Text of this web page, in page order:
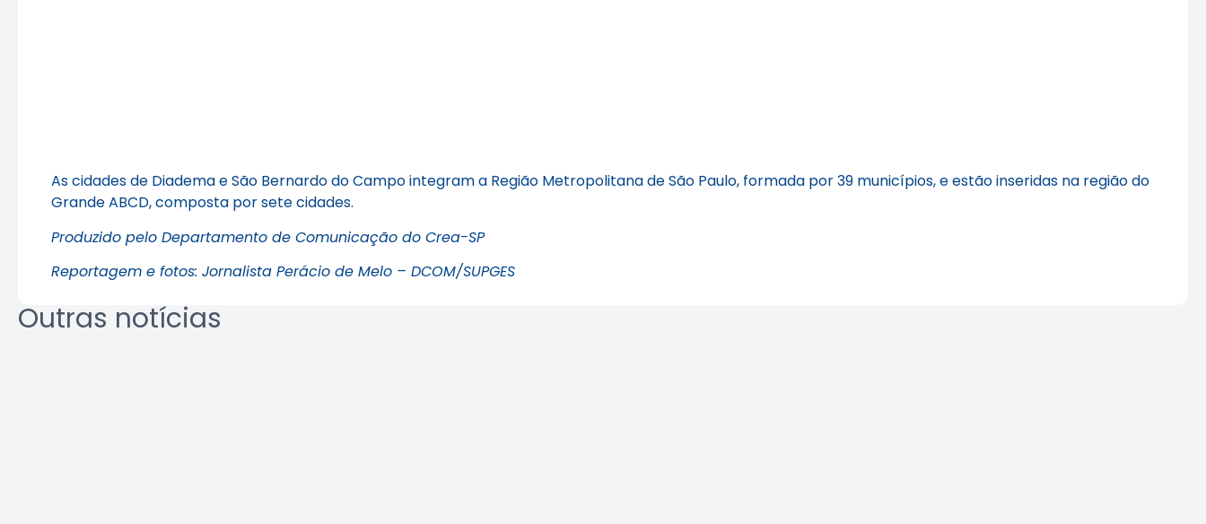
As cidades de Diadema e São Bernardo do Campo integram a Região Metropolitana de São Paulo, formada por 39 municípios, e estão inseridas na região do
Grande ABCD, composta por sete cidades.
Produzido pelo Departamento de Comunicação do Crea-SP
Reportagem e fotos: Jornalista Perácio de Melo – DCOM/SUPGES
Outras notícias